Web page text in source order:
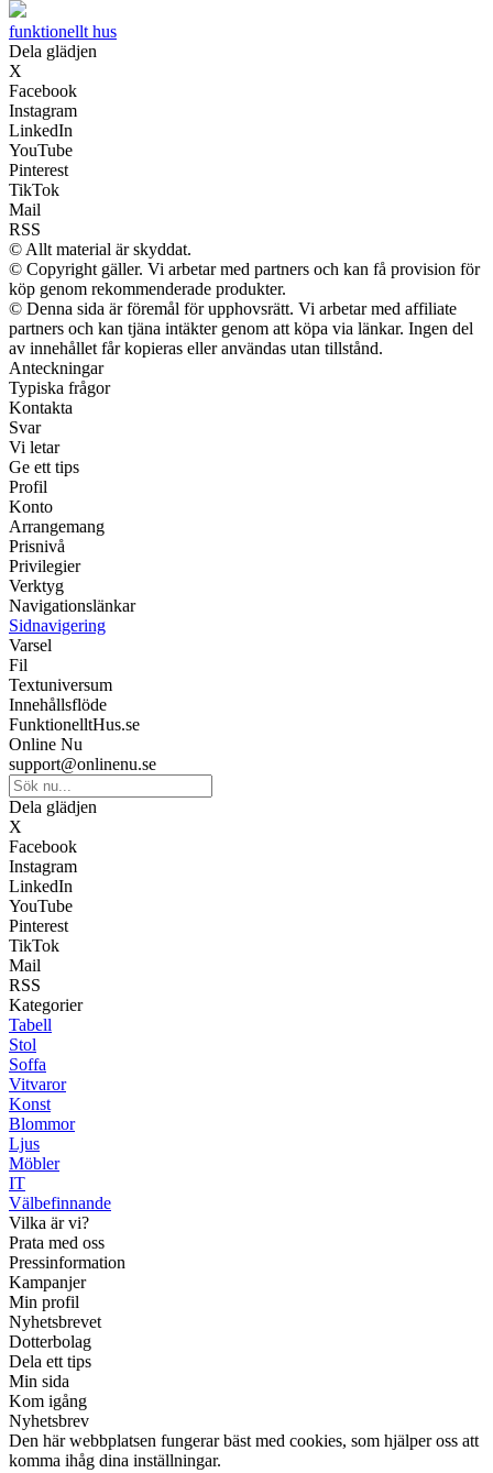
funktionellt hus
Dela glädjen
X
Facebook
Instagram
LinkedIn
YouTube
Pinterest
TikTok
Mail
RSS
© Allt material är skyddat.
© Copyright gäller. Vi arbetar med partners och kan få provision för
köp genom rekommenderade produkter.
© Denna sida är föremål för upphovsrätt. Vi arbetar med affiliate
partners och kan tjäna intäkter genom att köpa via länkar. Ingen del
av innehållet får kopieras eller användas utan tillstånd.
Anteckningar
Typiska frågor
Kontakta
Svar
Vi letar
Ge ett tips
Profil
Konto
Arrangemang
Prisnivå
Privilegier
Verktyg
Navigationslänkar
Sidnavigering
Varsel
Fil
Textuniversum
Innehållsflöde
FunktionelltHus.se
Online Nu
support@onlinenu.se
Dela glädjen
X
Facebook
Instagram
LinkedIn
YouTube
Pinterest
TikTok
Mail
RSS
Kategorier
Tabell
Stol
Soffa
Vitvaror
Konst
Blommor
Ljus
Möbler
IT
Välbefinnande
Vilka är vi?
Prata med oss
Pressinformation
Kampanjer
Min profil
Nyhetsbrevet
Dotterbolag
Dela ett tips
Min sida
Kom igång
Nyhetsbrev
Den här webbplatsen fungerar bäst med cookies, som hjälper oss att
komma ihåg dina inställningar.